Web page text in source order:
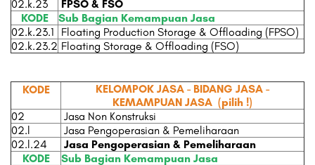
02.k.23
FPSO & FSO
KODE
Sub Bagian Kemampuan Jasa
02.k.23.1
Floating Production Storage & Offloading (FPSO)
02.k.23.2 Floating Storage & Offloading (FSO)
KODE
KELOMPOK JASA - BIDANG JASA -
KEMAMPUAN JASA (pilih !)
02
Jasa Non Konstruksi
02.l
Jasa Pengoperasian & Pemeliharaan
02.l.24
Jasa Pengoperasian & Pemeliharaan
KODE
Sub Bagian Kemampuan Jasa